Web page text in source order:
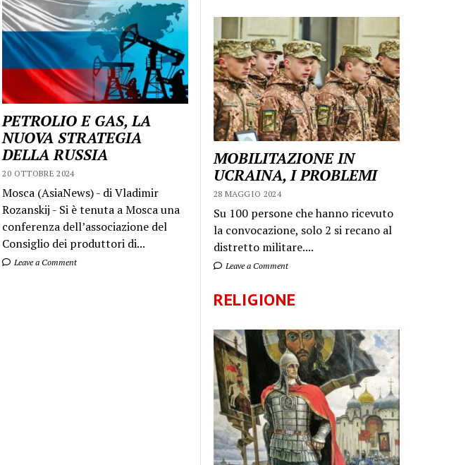
MOBILITAZIONE IN
UCRAINA, I PROBLEMI
28 MAGGIO 2024
Su 100 persone che hanno ricevuto
la convocazione, solo 2 si recano al
distretto militare....
Leave a Comment
RELIGIONE
PETROLIO E GAS, LA
NUOVA STRATEGIA
DELLA RUSSIA
20 OTTOBRE 2024
Mosca (AsiaNews) - di Vladimir
Rozanskij - Si è tenuta a Mosca una
conferenza dell’associazione del
Consiglio dei produttori di...
Leave a Comment